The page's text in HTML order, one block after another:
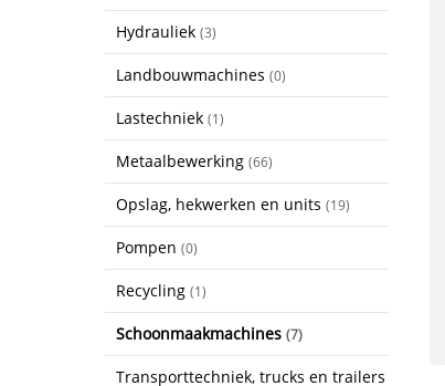
Hydrauliek (3)
Landbouwmachines (0)
Lastechniek (1)
Metaalbewerking (66)
Opslag, hekwerken en units (19)
Pompen (0)
Recycling (1)
Schoonmaakmachines (7)
Transporttechniek, trucks en trailers